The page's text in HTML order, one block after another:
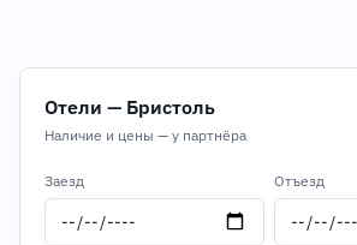
Отели — Бристоль
Наличие и цены — у партнёра
Заезд Отъезд